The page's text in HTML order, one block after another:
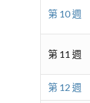
第 10 週
第 11 週
第 12 週